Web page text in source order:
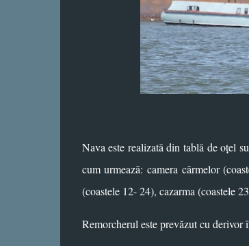
Nava este realizată din tablă de oțel
cum urmează: camera cârmelor
(coastele 12- 24), cazarma (coastele
Remorcherul este prevăzut cu derivor